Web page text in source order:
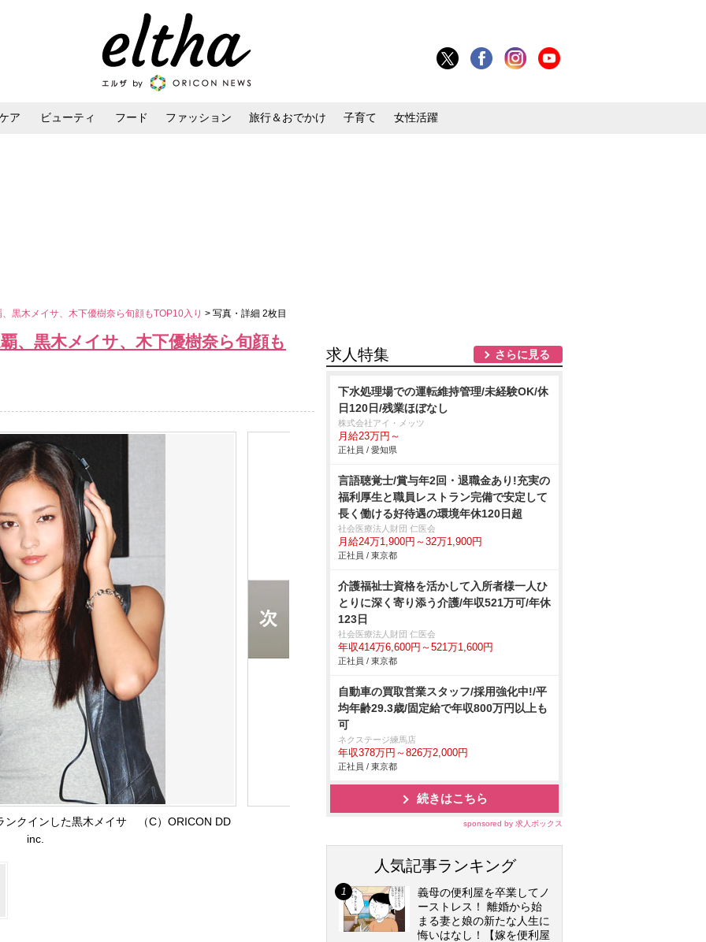
ア ビューティ フード ファッション 旅行＆おでかけ 子育て 女性活躍
黒木メイサ、木下優樹奈ら旬顔もTOP10入り > 写真・詳細 2枚目
、黒木メイサ、木下優樹奈ら旬顔も
ンクインした黒木メイサ （C）ORICON DD
inc.
求人特集 さらに見る
下水処理場での運転維持管理/未経験OK/休
日120日/残業ほぼなし
株式会社アイ・メッツ
月給23万円～
正社員 / 愛知県
言語聴覚士/賞与年2回・退職金あり!充実の
福利厚生と職員レストラン完備で安定して
長く働ける好待遇の環境年休120日超
社会医療法人財団 仁医会
月給24万1,900円～32万1,900円
正社員 / 東京都
介護福祉士資格を活かして入所者様一人ひ
とりに深く寄り添う介護/年収521万可/年休
123日
社会医療法人財団 仁医会
年収414万6,600円～521万1,600円
正社員 / 東京都
自動車の買取営業スタッフ/採用強化中!/平
均年齢29.3歳/固定給で年収800万円以上も
可
ネクステージ練馬店
年収378万円～826万2,000円
正社員 / 東京都
続きはこちら
sponsored by 求人ボックス
人気記事ランキング
義母の便利屋を卒業してノ
ーストレス！ 離婚から始
まる妻と娘の新たな人生に
悔いはなし！【嫁を便利屋